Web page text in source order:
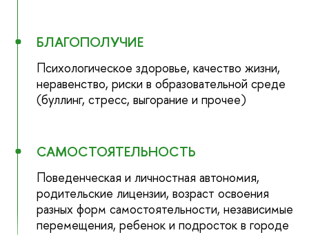
БЛАГОПОЛУЧИЕ
Психологическое здоровье, качество жизни,
неравенство, риски в образовательной среде
(буллинг, стресс, выгорание и прочее)
САМОСТОЯТЕЛЬНОСТЬ
Поведенческая и личностная автономия,
родительские лицензии, возраст освоения
разных форм самостоятельности, независимые
перемещения, ребенок и подросток в городе